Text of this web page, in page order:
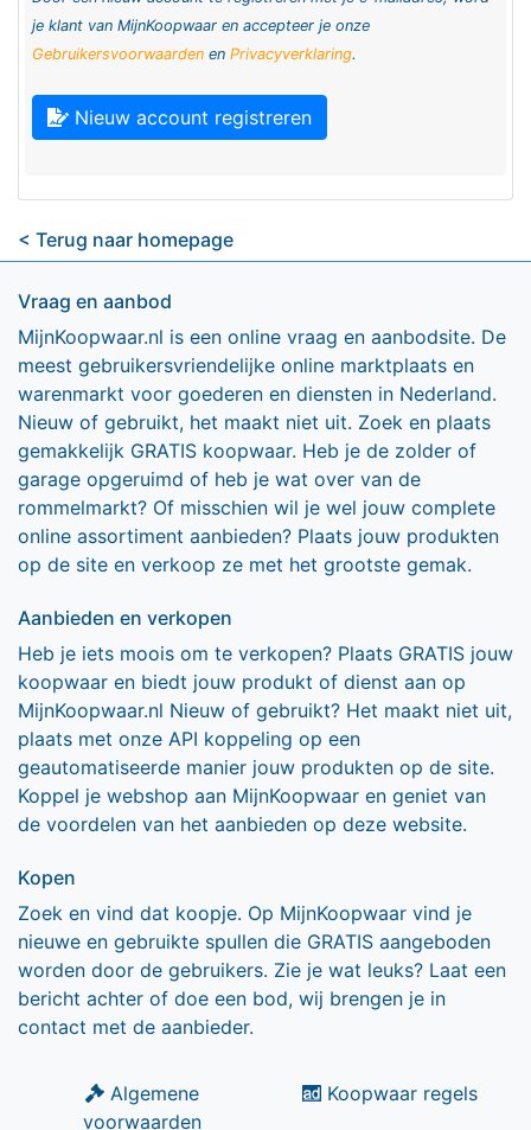
je klant van MijnKoopwaar en accepteer je onze
Gebruikersvoorwaarden en Privacyverklaring.
Nieuw account registreren
< Terug naar homepage
Vraag en aanbod
MijnKoopwaar.nl is een online vraag en aanbodsite. De
meest gebruikersvriendelijke online marktplaats en
warenmarkt voor goederen en diensten in Nederland.
Nieuw of gebruikt, het maakt niet uit. Zoek en plaats
gemakkelijk GRATIS koopwaar. Heb je de zolder of
garage opgeruimd of heb je wat over van de
rommelmarkt? Of misschien wil je wel jouw complete
online assortiment aanbieden? Plaats jouw produkten
op de site en verkoop ze met het grootste gemak.
Aanbieden en verkopen
Heb je iets moois om te verkopen? Plaats GRATIS jouw
koopwaar en biedt jouw produkt of dienst aan op
MijnKoopwaar.nl Nieuw of gebruikt? Het maakt niet uit,
plaats met onze API koppeling op een
geautomatiseerde manier jouw produkten op de site.
Koppel je webshop aan MijnKoopwaar en geniet van
de voordelen van het aanbieden op deze website.
Kopen
Zoek en vind dat koopje. Op MijnKoopwaar vind je
nieuwe en gebruikte spullen die GRATIS aangeboden
worden door de gebruikers. Zie je wat leuks? Laat een
bericht achter of doe een bod, wij brengen je in
contact met de aanbieder.
Algemene
voorwaarden
Koopwaar regels